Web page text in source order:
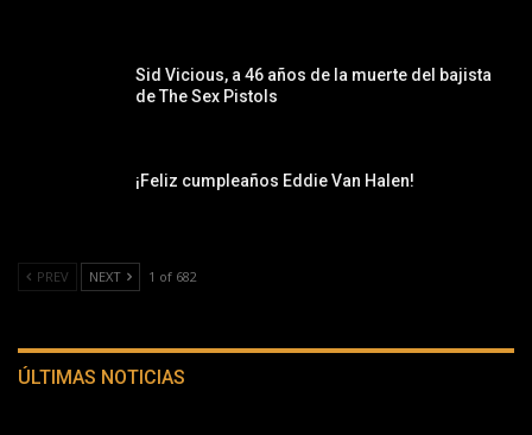
Sid Vicious, a 46 años de la muerte del bajista
de The Sex Pistols
¡Feliz cumpleaños Eddie Van Halen!
PREV NEXT 1 of 682
ÚLTIMAS NOTICIAS